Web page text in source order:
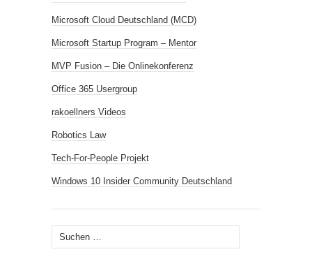
Microsoft Cloud Deutschland (MCD)
Microsoft Startup Program – Mentor
MVP Fusion – Die Onlinekonferenz
Office 365 Usergroup
rakoellners Videos
Robotics Law
Tech-For-People Projekt
Windows 10 Insider Community Deutschland
Suchen
nach: